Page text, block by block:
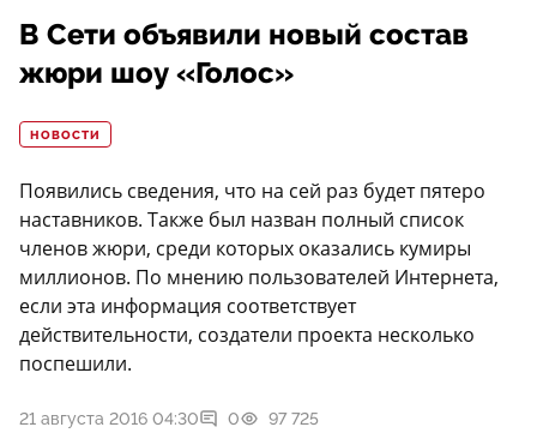
В Сети объявили новый состав
жюри шоу «Голос»
НОВОСТИ
Появились сведения, что на сей раз будет пятеро
наставников. Также был назван полный список
членов жюри, среди которых оказались кумиры
миллионов. По мнению пользователей Интернета,
если эта информация соответствует
действительности, создатели проекта несколько
поспешили.
21 августа 2016 04:30 0 97 725